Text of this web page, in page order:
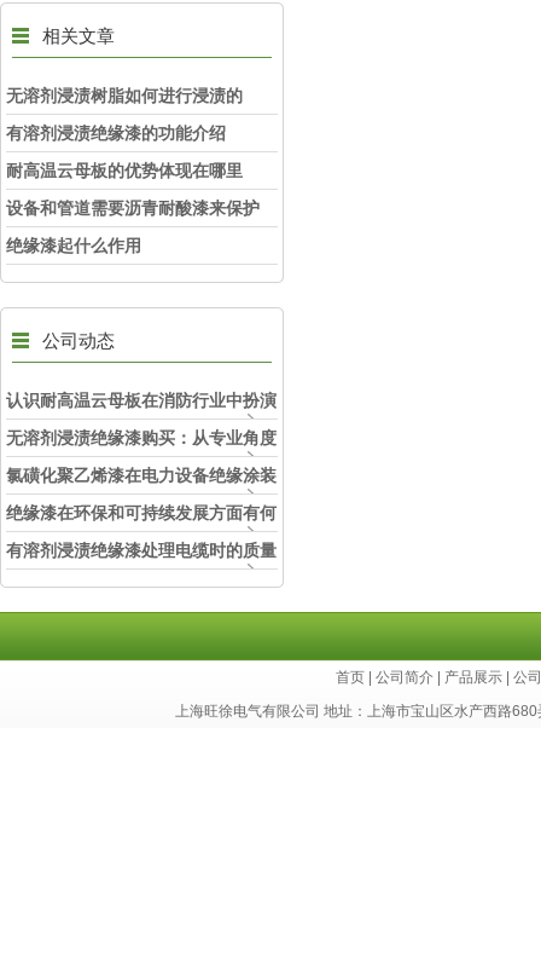
相关文章
无溶剂浸渍树脂如何进行浸渍的
有溶剂浸渍绝缘漆的功能介绍
耐高温云母板的优势体现在哪里
设备和管道需要沥青耐酸漆来保护
绝缘漆起什么作用
公司动态
认识耐高温云母板在消防行业中扮演
的角色
无溶剂浸渍绝缘漆购买：从专业角度
看如何选择
氯磺化聚乙烯漆在电力设备绝缘涂装
中的实际应用效果
绝缘漆在环保和可持续发展方面有何
考虑？
有溶剂浸渍绝缘漆处理电缆时的质量
和安全性考虑因素
首页 |公司简介 产品展示 |公
上海旺徐电气有限公司 地址：上海市宝山区水产西路